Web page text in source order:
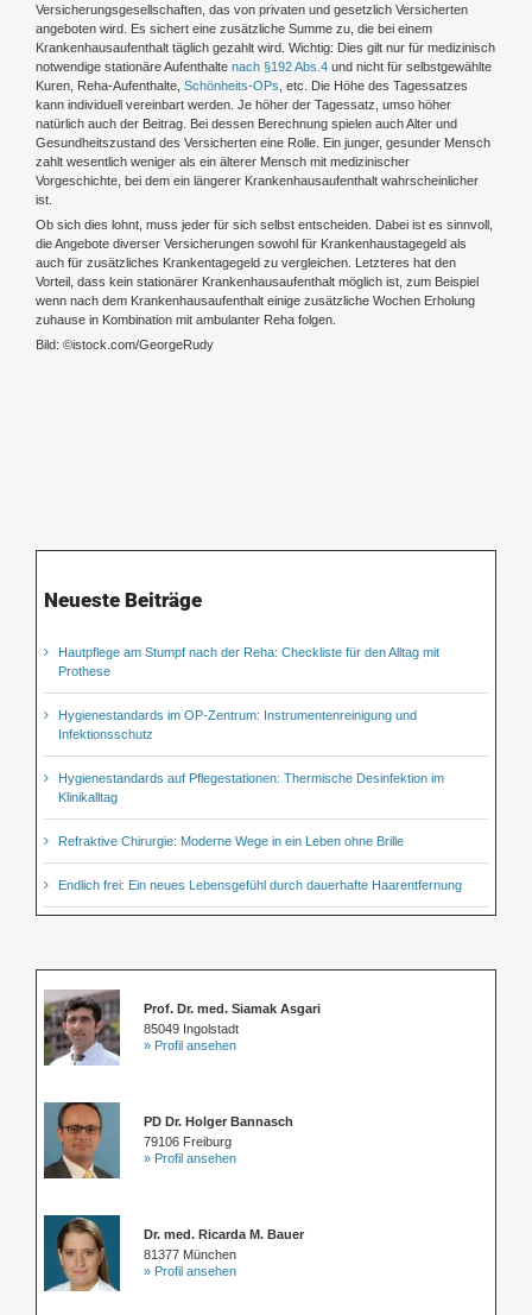
Versicherungsgesellschaften, das von privaten und gesetzlich Versicherten
angeboten wird. Es sichert eine zusätzliche Summe zu, die bei einem
Krankenhausaufenthalt täglich gezahlt wird. Wichtig: Dies gilt nur für medizinisch
notwendige stationäre Aufenthalte nach §192 Abs.4 und nicht für selbstgewählte
Kuren, Reha-Aufenthalte, Schönheits-OPs , etc. Die Höhe des Tagessatzes
kann individuell vereinbart werden. Je höher der Tagessatz, umso höher
natürlich auch der Beitrag. Bei dessen Berechnung spielen auch Alter und
Gesundheitszustand des Versicherten eine Rolle. Ein junger, gesunder Mensch
zahlt wesentlich weniger als ein älterer Mensch mit medizinischer
Vorgeschichte, bei dem ein längerer Krankenhausaufenthalt wahrscheinlicher
ist.
Ob sich dies lohnt, muss jeder für sich selbst entscheiden. Dabei ist es sinnvoll,
die Angebote diverser Versicherungen sowohl für Krankenhaustagegeld als
auch für zusätzliches Krankentagegeld zu vergleichen. Letzteres hat den
Vorteil, dass kein stationärer Krankenhausaufenthalt möglich ist, zum Beispiel
wenn nach dem Krankenhausaufenthalt einige zusätzliche Wochen Erholung
zuhause in Kombination mit ambulanter Reha folgen.
Bild: ©istock.com/GeorgeRudy
Neueste Beiträge
Hautpflege am Stumpf nach der Reha: Checkliste für den Alltag mit
Prothese
Hygienestandards im OP-Zentrum: Instrumentenreinigung und
Infektionsschutz
Hygienestandards auf Pflegestationen: Thermische Desinfektion im
Klinikalltag
Refraktive Chirurgie: Moderne Wege in ein Leben ohne Brille
Endlich frei: Ein neues Lebensgefühl durch dauerhafte Haarentfernung
Prof. Dr. med. Siamak Asgari
85049 Ingolstadt
» Profil ansehen
PD Dr. Holger Bannasch
79106 Freiburg
» Profil ansehen
Dr. med. Ricarda M. Bauer
81377 München
» Profil ansehen